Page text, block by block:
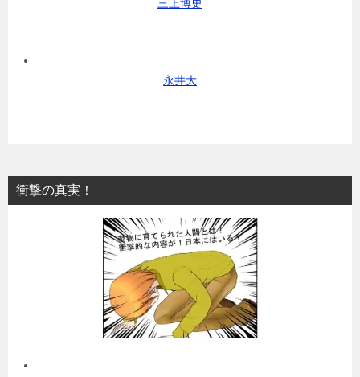
三上博史
永井大
衝撃の真実！